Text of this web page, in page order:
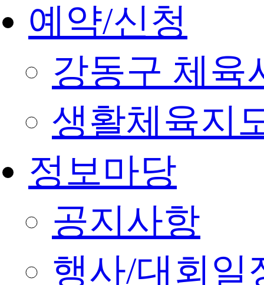
예약/신청
강동구 체육
생활체육지
정보마당
공지사항
행사/대회일